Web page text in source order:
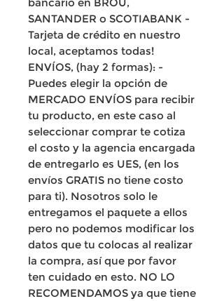
SANTANDER o SCOTIABANK -
Tarjeta de crédito en nuestro
local, aceptamos todas!
ENVÍOS, (hay 2 formas): -
Puedes elegir la opción de
MERCADO ENVÍOS para recibir
tu producto, en este caso al
seleccionar comprar te cotiza
el costo y la agencia encargada
de entregarlo es UES, (en los
envíos GRATIS no tiene costo
para ti). Nosotros solo le
entregamos el paquete a ellos
pero no podemos modificar los
datos que tu colocas al realizar
la compra, así que por favor
ten cuidado en esto. NO LO
RECOMENDAMOS ya que tiene